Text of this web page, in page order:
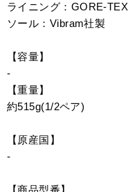
ライニング：GORE-TEX
ソール：Vibram社製
【容量】
-
【重量】
約515g(1/2ペア)
【原産国】
-